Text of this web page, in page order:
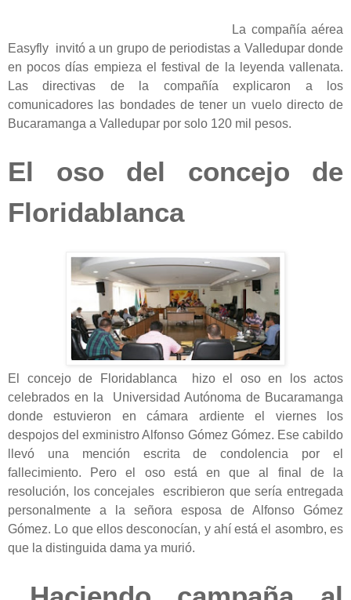
La compañía aérea
Easyfly invitó a un grupo de periodistas a Valledupar donde
en pocos días empieza el festival de la leyenda vallenata.
Las directivas de la compañía explicaron a los
comunicadores las bondades de tener un vuelo directo de
Bucaramanga a Valledupar por solo 120 mil pesos.
El oso del concejo de
Floridablanca
El concejo de Floridablanca hizo el oso en los actos
celebrados en la Universidad Autónoma de Bucaramanga
donde estuvieron en cámara ardiente el viernes los
despojos del exministro Alfonso Gómez Gómez. Ese cabildo
llevó una mención escrita de condolencia por el
fallecimiento. Pero el oso está en que al final de la
resolución, los concejales escribieron que sería entregada
personalmente a la señora esposa de Alfonso Gómez
Gómez. Lo que ellos desconocían, y ahí está el asombro, es
que la distinguida dama ya murió.